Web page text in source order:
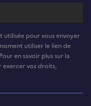
utilisée pour vous envoyer
utiliser le lien de
en savoir plus sur la
exercer vos droits,